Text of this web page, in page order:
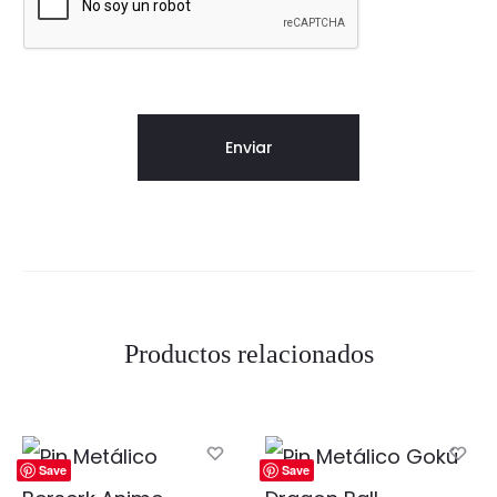
Productos relacionados
Save Save